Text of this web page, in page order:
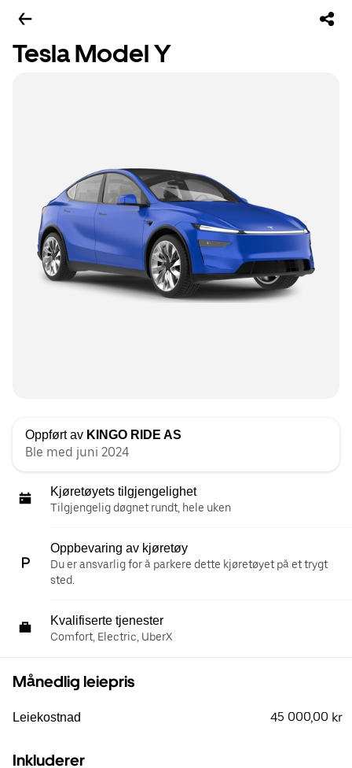
Tesla Model Y
Oppført av KINGO RIDE AS
Ble med juni 2024
Kjøretøyets tilgjengelighet
Tilgjengelig døgnet rundt, hele uken
Oppbevaring av kjøretøy
Du er ansvarlig for å parkere dette kjøretøyet på et trygt
sted.
Kvalifiserte tjenester
Comfort, Electric, UberX
Månedlig leiepris
Leiekostnad 45 000,00 kr
Inkluderer